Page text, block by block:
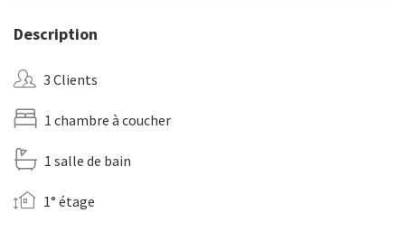
Description
3 Clients
1 chambre à coucher
1 salle de bain
1° étage